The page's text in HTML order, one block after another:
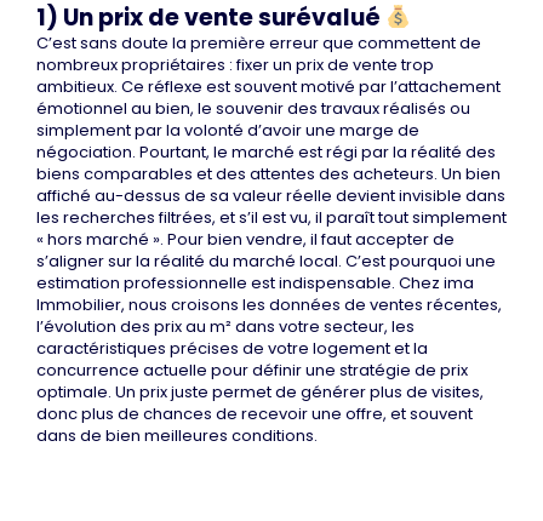
1) Un prix de vente surévalué
C’est sans doute la première erreur que commettent de
nombreux propriétaires : fixer un prix de vente trop
ambitieux. Ce réflexe est souvent motivé par l’attachement
émotionnel au bien, le souvenir des travaux réalisés ou
simplement par la volonté d’avoir une marge de
négociation. Pourtant, le marché est régi par la réalité des
biens comparables et des attentes des acheteurs. Un bien
affiché au-dessus de sa valeur réelle devient invisible dans
les recherches filtrées, et s’il est vu, il paraît tout simplement
« hors marché ». Pour bien vendre, il faut accepter de
s’aligner sur la réalité du marché local. C’est pourquoi une
estimation professionnelle est indispensable. Chez ima
Immobilier, nous croisons les données de ventes récentes,
l’évolution des prix au m² dans votre secteur, les
caractéristiques précises de votre logement et la
concurrence actuelle pour définir une stratégie de prix
optimale. Un prix juste permet de générer plus de visites,
donc plus de chances de recevoir une offre, et souvent
dans de bien meilleures conditions.